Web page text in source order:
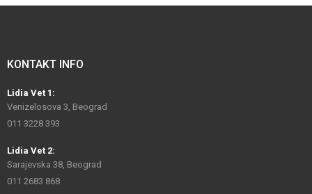
KONTAKT INFO
Lidia Vet 1:
Venizelosova 3, Beograd
011 3228 393
Lidia Vet 2:
Sarajevska 38, Beograd
011 2683 868